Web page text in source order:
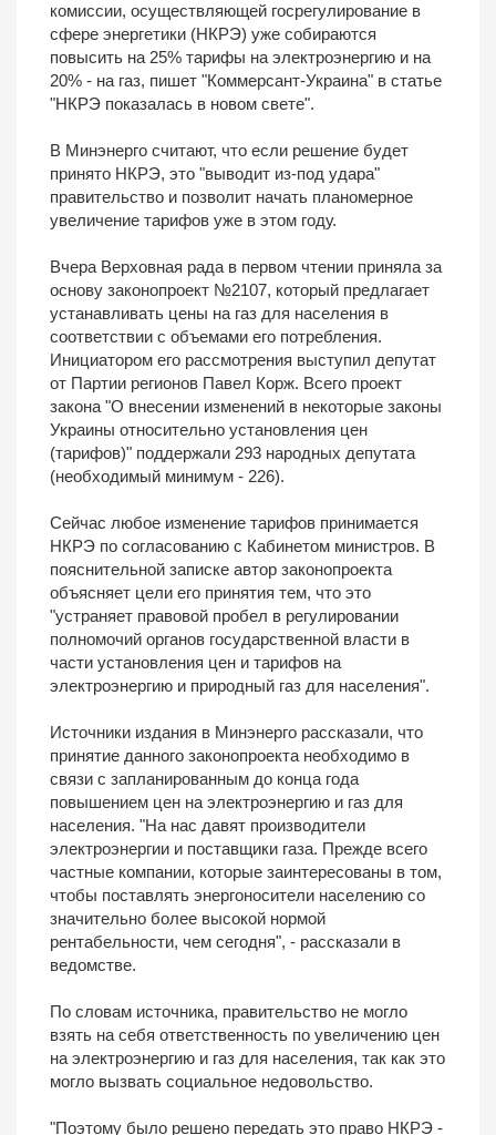
комиссии, осуществляющей госрегулирование в
сфере энергетики (НКРЭ) уже собираются
повысить на 25% тарифы на электроэнергию и на
20% - на газ, пишет "Коммерсант-Украина" в статье
"НКРЭ показалась в новом свете".
В Минэнерго считают, что если решение будет
принято НКРЭ, это "выводит из-под удара"
правительство и позволит начать планомерное
увеличение тарифов уже в этом году.
Вчера Верховная рада в первом чтении приняла за
основу законопроект №2107, который предлагает
устанавливать цены на газ для населения в
соответствии с объемами его потребления.
Инициатором его рассмотрения выступил депутат
от Партии регионов Павел Корж. Всего проект
закона "О внесении изменений в некоторые законы
Украины относительно установления цен
(тарифов)" поддержали 293 народных депутата
(необходимый минимум - 226).
Сейчас любое изменение тарифов принимается
НКРЭ по согласованию с Кабинетом министров. В
пояснительной записке автор законопроекта
объясняет цели его принятия тем, что это
"устраняет правовой пробел в регулировании
полномочий органов государственной власти в
части установления цен и тарифов на
электроэнергию и природный газ для населения".
Источники издания в Минэнерго рассказали, что
принятие данного законопроекта необходимо в
связи с запланированным до конца года
повышением цен на электроэнергию и газ для
населения. "На нас давят производители
электроэнергии и поставщики газа. Прежде всего
частные компании, которые заинтересованы в том,
чтобы поставлять энергоносители населению со
значительно более высокой нормой
рентабельности, чем сегодня", - рассказали в
ведомстве.
По словам источника, правительство не могло
взять на себя ответственность по увеличению цен
на электроэнергию и газ для населения, так как это
могло вызвать социальное недовольство.
"Поэтому было решено передать это право НКРЭ -